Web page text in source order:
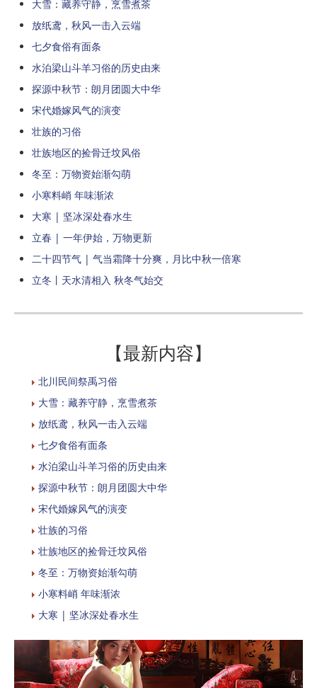
大雪：藏养守静，烹雪煮茶
放纸鸢，秋风一击入云端
七夕食俗有面条
水泊梁山斗羊习俗的历史由来
探源中秋节：朗月团圆大中华
宋代婚嫁风气的演变
壮族的习俗
壮族地区的捡骨迁坟风俗
冬至：万物资始渐勾萌
小寒料峭 年味渐浓
大寒 | 坚冰深处春水生
立春 | 一年伊始，万物更新
二十四节气 | 气当霜降十分爽，月比中秋一倍寒
立冬丨天水清相入 秋冬气始交
【最新内容】
北川民间祭禹习俗
大雪：藏养守静，烹雪煮茶
放纸鸢，秋风一击入云端
七夕食俗有面条
水泊梁山斗羊习俗的历史由来
探源中秋节：朗月团圆大中华
宋代婚嫁风气的演变
壮族的习俗
壮族地区的捡骨迁坟风俗
冬至：万物资始渐勾萌
小寒料峭 年味渐浓
大寒 | 坚冰深处春水生